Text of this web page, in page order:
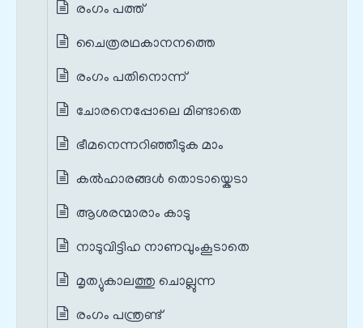
രംഗം പത്ത്
ചൈത്രരഥകാനനത്തെ
രംഗം പതിനൊന്ന്
ചോരനെപ്പോലെ മിണ്ടാതെ
ഭീമനെന്നറിഞ്ഞീടുക മാം
കൽഹാരങ്ങൾ തൊടായ്കെടാ
ആശരന്മാരാം കാടു
നാടുവിട്ടിഹ നാണവുംകൂടാതെ
മൃത്യുകാലത്തു ചൊല്ലുന്ന
രംഗം പന്ത്രണ്ട്‌